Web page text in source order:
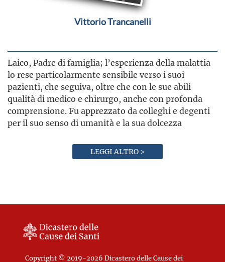
Vittorio Trancanelli
Laico, Padre di famiglia; l’esperienza della malattia
lo rese particolarmente sensibile verso i suoi
pazienti, che seguiva, oltre che con le sue abili
qualità di medico e chirurgo, anche con profonda
comprensione. Fu apprezzato da colleghi e degenti
per il suo senso di umanità e la sua dolcezza
LEGGI ALTRO >
Copyright © 2019-2026 Dicastero delle Cause dei